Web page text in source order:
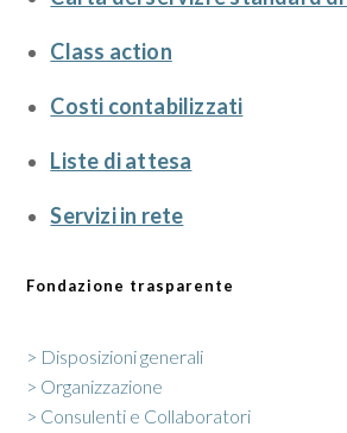
Class action
Costi contabilizzati
Liste di attesa
Servizi in rete
Fondazione trasparente
> Disposizioni generali
> Organizzazione
> Consulenti e Collaboratori